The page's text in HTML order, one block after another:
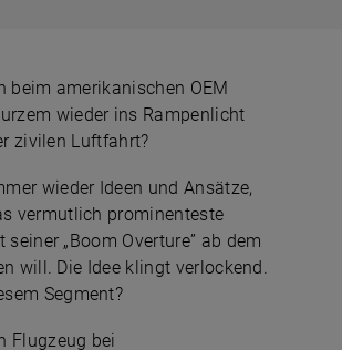
beim amerikanischen OEM
wieder ins Rampenlicht
zivilen Luftfahrt?
wieder Ideen und Ansätze,
vermutlich prominenteste
„Boom Overture” ab dem
will. Die Idee klingt verlockend.
Segment?
Flugzeug bei